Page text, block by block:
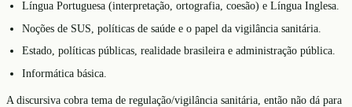
Língua Portuguesa (interpretação, ortografia, coesão) e Língua Inglesa.
Noções de SUS, políticas de saúde e o papel da vigilância sanitária.
Estado, políticas públicas, realidade brasileira e administração pública.
Informática básica.
A discursiva cobra tema de regulação/vigilância sanitária, então não dá para